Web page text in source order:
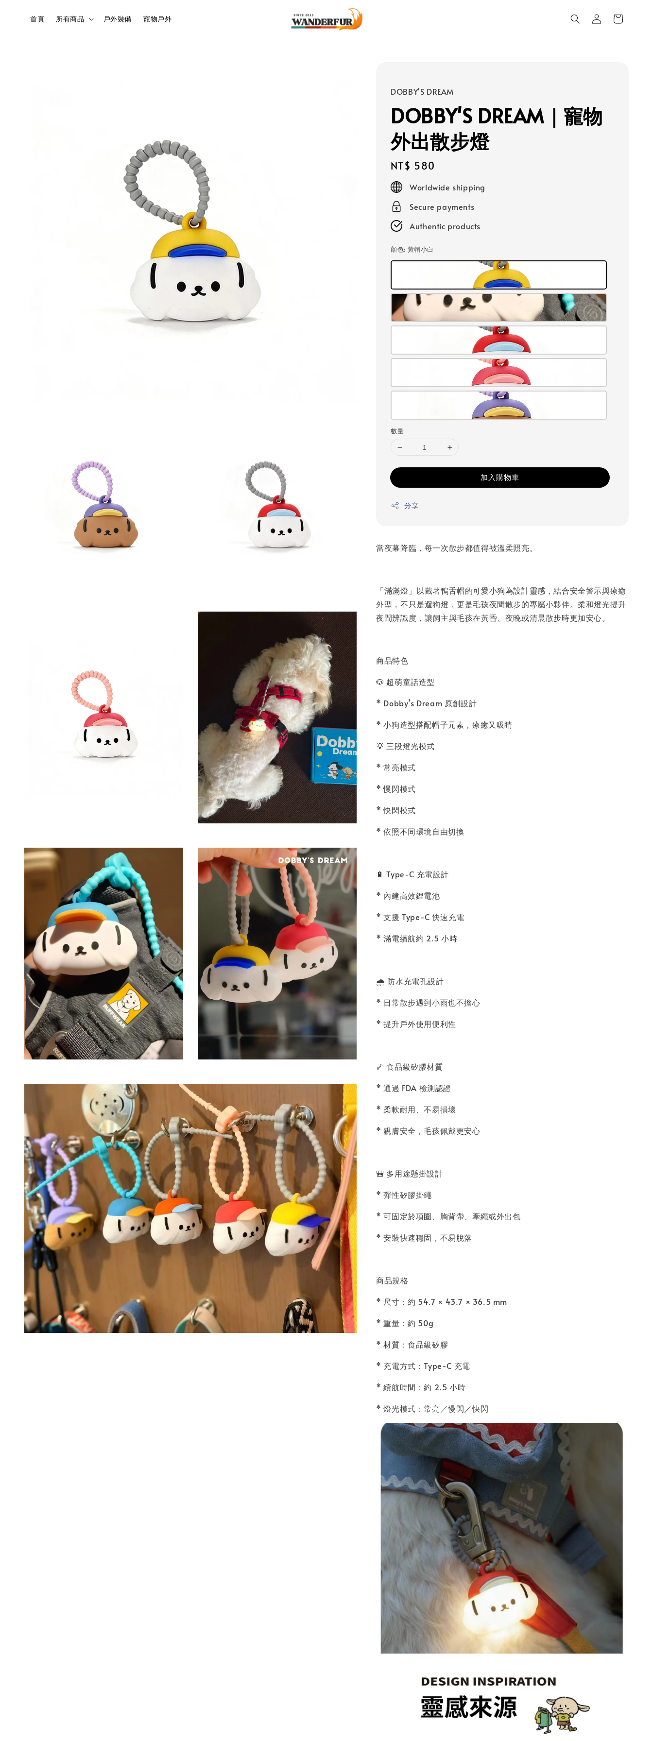
首頁 所有商品 戶外裝備 寵物戶外
DOBBY'S DREAM
DOBBY'S DREAM｜寵物
外出散步燈
Regular
price
NT$ 580
Worldwide shipping
Secure payments
Authentic products
顏色: 黃帽小白
數量
加入購物車
分享
當夜幕降臨，每一次散步都值得被溫柔照亮。
「滿滿燈」以戴著鴨舌帽的可愛小狗為設計靈感，結合安全警示與療癒
外型，不只是遛狗燈，更是毛孩夜間散步的專屬小夥伴。柔和燈光提升
夜間辨識度，讓飼主與毛孩在黃昏、夜晚或清晨散步時更加安心。
商品特色
🐶 超萌童話造型
* Dobby’s Dream 原創設計
* 小狗造型搭配帽子元素，療癒又吸睛
💡 三段燈光模式
* 常亮模式
* 慢閃模式
* 快閃模式
* 依照不同環境自由切換
🔋 Type-C 充電設計
* 內建高效鋰電池
* 支援 Type-C 快速充電
* 滿電續航約 2.5 小時
🌧️ 防水充電孔設計
* 日常散步遇到小雨也不擔心
* 提升戶外使用便利性
🦴 食品級矽膠材質
* 通過 FDA 檢測認證
* 柔軟耐用、不易損壞
* 親膚安全，毛孩佩戴更安心
🎒 多用途懸掛設計
* 彈性矽膠掛繩
* 可固定於項圈、胸背帶、牽繩或外出包
* 安裝快速穩固，不易脫落
商品規格
* 尺寸：約 54.7 × 43.7 × 36.5 mm
* 重量：約 50g
* 材質：食品級矽膠
* 充電方式：Type-C 充電
* 續航時間：約 2.5 小時
* 燈光模式：常亮／慢閃／快閃